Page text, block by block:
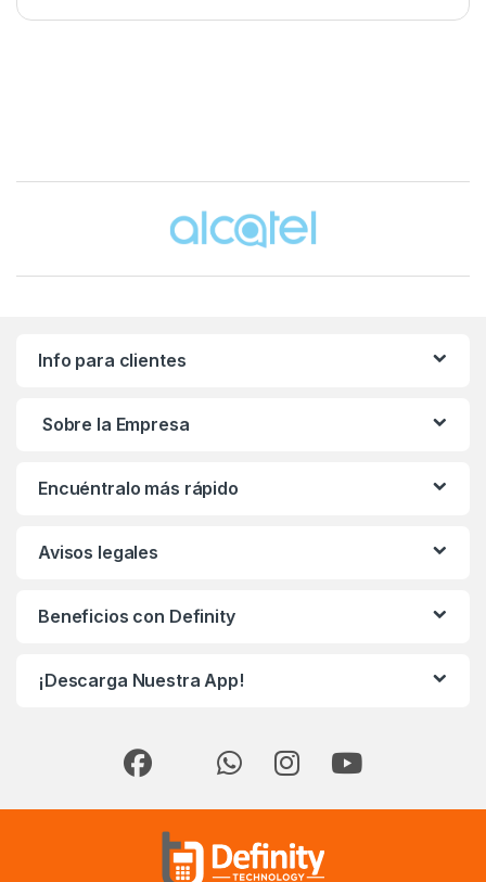
Info para clientes
Sobre la Empresa
Encuéntralo más rápido
Avisos legales
Beneficios con Definity
¡Descarga Nuestra App!